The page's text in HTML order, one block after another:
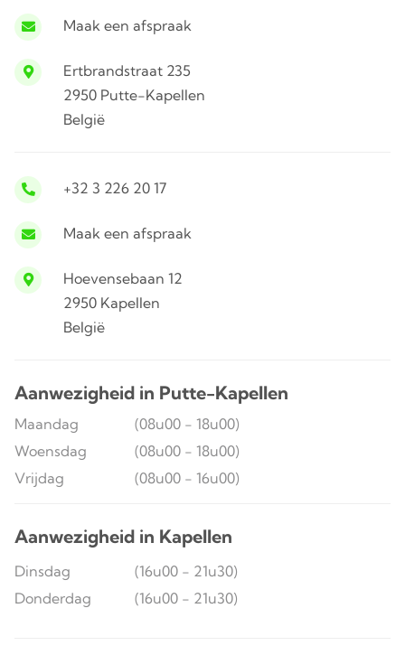
Maak een afspraak
Ertbrandstraat 235
2950 Putte-Kapellen
België
+32 3 226 20 17
Maak een afspraak
Hoevensebaan 12
2950 Kapellen
België
Aanwezigheid in Putte-Kapellen
Maandag
(08u00 - 18u00)
Woensdag
(08u00 - 18u00)
Vrijdag
(08u00 - 16u00)
Aanwezigheid in Kapellen
Dinsdag
(16u00 - 21u30)
Donderdag
(16u00 - 21u30)